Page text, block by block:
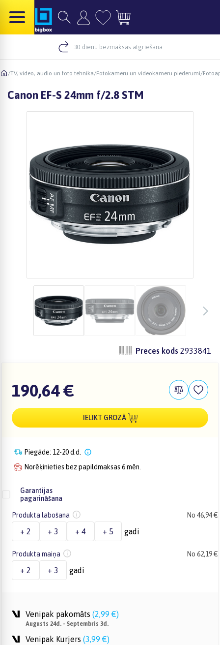
30 dienu bezmaksas atgriešana
/TV, video, audio un foto tehnika/Fotokameru un videokameru piederumi/
Canon EF-S 24mm f/2.8 STM
Preces kods 2933841
190,64 €
IELIKT GROZĀ
Piegāde: 12-20 d.d.
Norēķinieties bez papildmaksas 6 mēn.
Garantijas
pagarināšana
Produkta labošana No 46,94 €
+ 2 + 3 + 4 + 5 gadi
Produkta maiņa No 62,19 €
+ 2 + 3 gadi
Venipak pakomāts (2,99 €)
Augusts 24d. - Septembris 3d.
Venipak Kurjers (3,99 €)